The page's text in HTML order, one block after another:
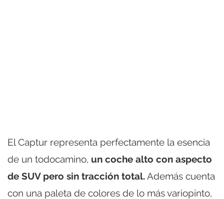
El Captur representa perfectamente la esencia
de un todocamino, un coche alto con aspecto
de SUV pero sin tracción total.Además cuenta
con una paleta de colores de lo más variopinto,